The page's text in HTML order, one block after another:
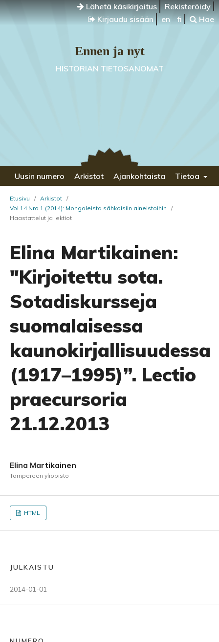
Lähetä käsikirjoitus
Rekisteröidy
Kirjaudu sisään
en fi Hae
Ennen ja nyt
HISTORIAN TIETOSANOMAT
Uusin numero Arkistot Ajankohtaista Tietoa
Etusivu / Arkistot /
Vol 14 Nro 1 (2014): Mongoleista sähköisiin aineistoihin
/
Haastattelut ja lektiot
Elina Martikainen:
"Kirjoitettu sota.
Sotadiskursseja
suomalaisessa
kaunokirjallisuudessa
(1917–1995)”. Lectio
praecursoria
21.12.2013
Elina Martikainen
Tampereen yliopisto
HTML
JULKAISTU
2014-01-01